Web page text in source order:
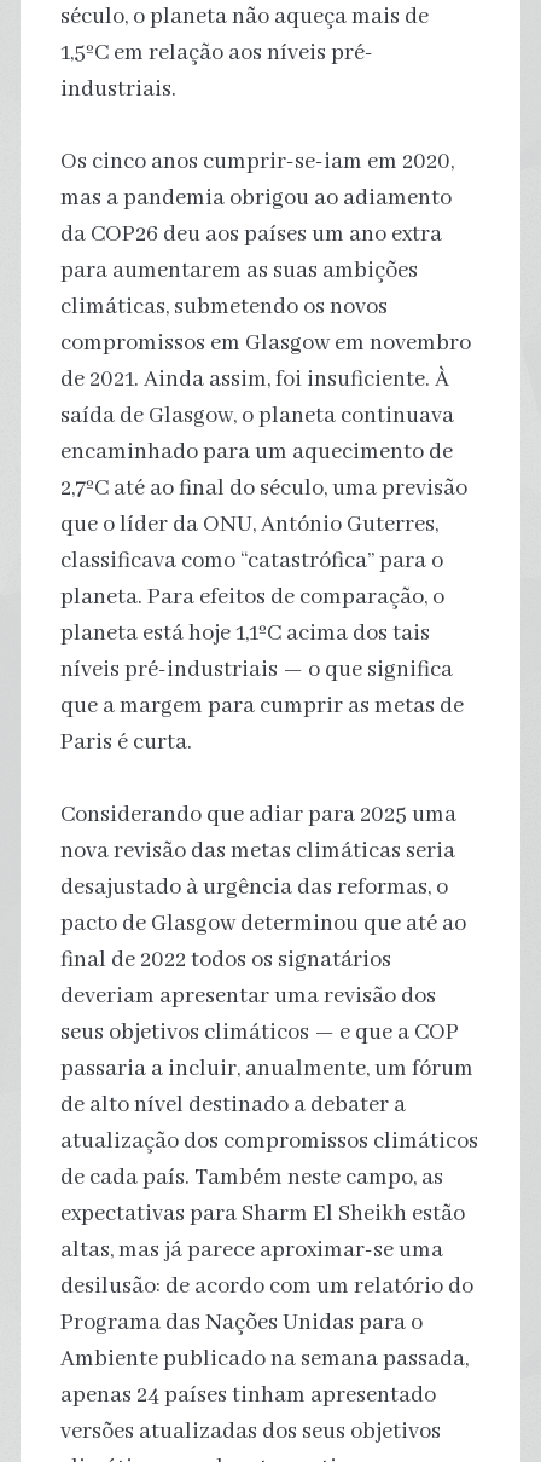
século, o planeta não aqueça mais de
1,5ºC em relação aos níveis pré-
industriais.
Os cinco anos cumprir-se-iam em 2020,
mas a pandemia obrigou ao adiamento
da COP26 deu aos países um ano extra
para aumentarem as suas ambições
climáticas, submetendo os novos
compromissos em Glasgow em novembro
de 2021. Ainda assim, foi insuficiente. À
saída de Glasgow, o planeta continuava
encaminhado para um aquecimento de
2,7ºC até ao final do século, uma previsão
que o líder da ONU, António Guterres,
classificava como “catastrófica” para o
planeta. Para efeitos de comparação, o
planeta está hoje 1,1ºC acima dos tais
níveis pré-industriais — o que significa
que a margem para cumprir as metas de
Paris é curta.
Considerando que adiar para 2025 uma
nova revisão das metas climáticas seria
desajustado à urgência das reformas, o
pacto de Glasgow determinou que até ao
final de 2022 todos os signatários
deveriam apresentar uma revisão dos
seus objetivos climáticos — e que a COP
passaria a incluir, anualmente, um fórum
de alto nível destinado a debater a
atualização dos compromissos climáticos
de cada país. Também neste campo, as
expectativas para Sharm El Sheikh estão
altas, mas já parece aproximar-se uma
desilusão: de acordo com um relatório do
Programa das Nações Unidas para o
Ambiente publicado na semana passada,
apenas 24 países tinham apresentado
versões atualizadas dos seus objetivos